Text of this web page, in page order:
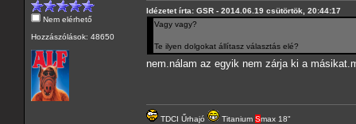
Nem elérhető
Hozzászólások: 48650
Idézetet írta: GSR - 2014.06.19 csütörtök, 20:44:17
Vagy vagy?
Te ilyen dolgokat állítasz választás elé?
nem.nálam az egyik nem zárja ki a
TDCI Űrhajó Titanium Smax 18"